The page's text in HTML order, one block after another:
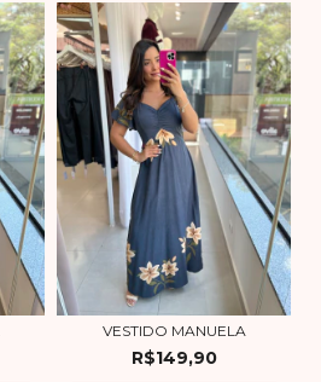
VESTIDO MANUELA
R$149,90